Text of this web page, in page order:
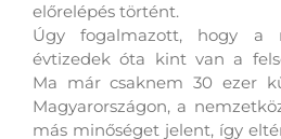
előrelépés történt.
Úgy fogalmazott, hogy a
évtizedek óta kint van a
Ma már csaknem 30 ezer
Magyarországon, a
más minőséget jelent, így